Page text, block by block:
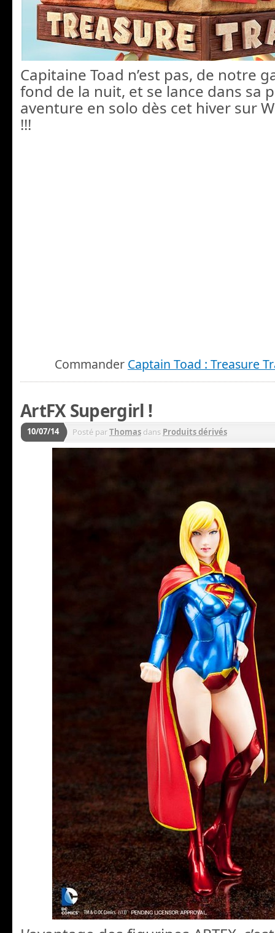
Capitaine Toad n’est pas, de notre
fond de la nuit, et se lance dans sa
aventure en solo dès cet hiver sur
!!!
Commander Captain Toad : Treasure
ArtFX Supergirl !
10/07/14 Posté parThomas dans Produits dérivés